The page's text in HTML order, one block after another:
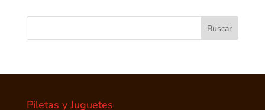
Piletas y Juguetes